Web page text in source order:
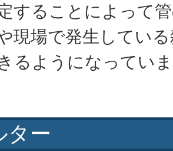
することによって
現場で発生してい
るようになってい
ター